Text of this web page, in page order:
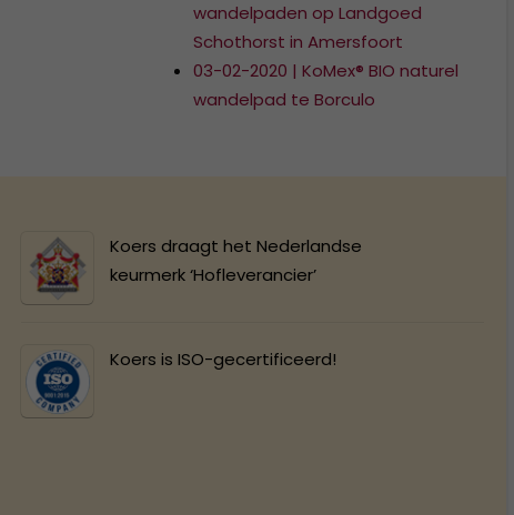
wandelpaden op Landgoed
Schothorst in Amersfoort
03-02-2020 | KoMex® BIO naturel
wandelpad te Borculo
Koers draagt het Nederlandse
keurmerk ‘Hofleverancier’
Koers is ISO-gecertificeerd!